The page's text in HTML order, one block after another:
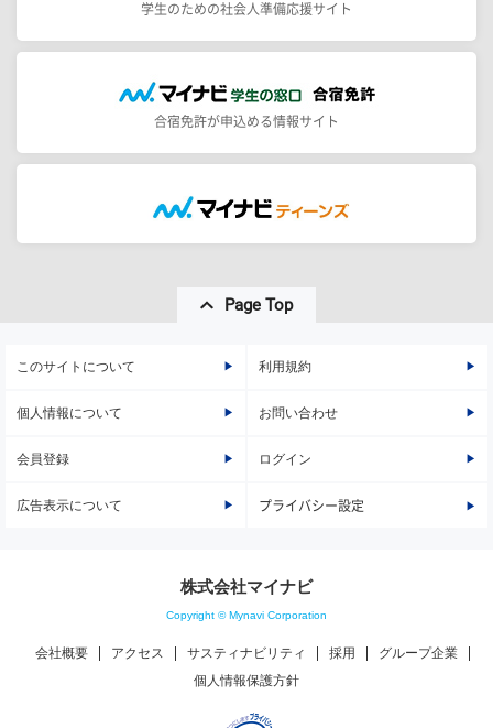
学生のための社会人準備応援サイト
合宿免許が申込める情報サイト
Page Top
このサイトについて 利用規約
個人情報について お問い合わせ
会員登録 ログイン
広告表示について プライバシー設定
株式会社マイナビ
Copyright © Mynavi Corporation
会社概要 アクセス サスティナビリティ 採用
グループ企業
個人情報保護方針